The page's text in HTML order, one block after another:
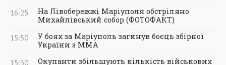
16:25
На Лівобережжі Маріуполя обстріляно
Михайлівський собор (ФОТОФАКТ)
15:50
У боях за Маріуполь загинув боєць збірної
України з ММА
15:30
Окупанти збільшують кількість військових